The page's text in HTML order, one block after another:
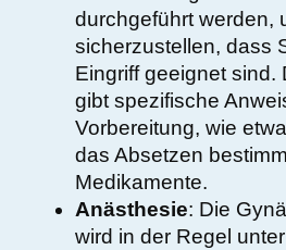
durchgeführt werden,
sicherzustellen, dass
Eingriff geeignet sind.
gibt spezifische
Vorbereitung, wie
das Absetzen
Medikamente.
Anästhesie: Die
wird in der Regel